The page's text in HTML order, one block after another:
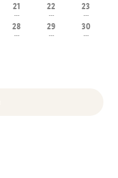
21
---
22
---
23
---
28
---
29
---
30
---